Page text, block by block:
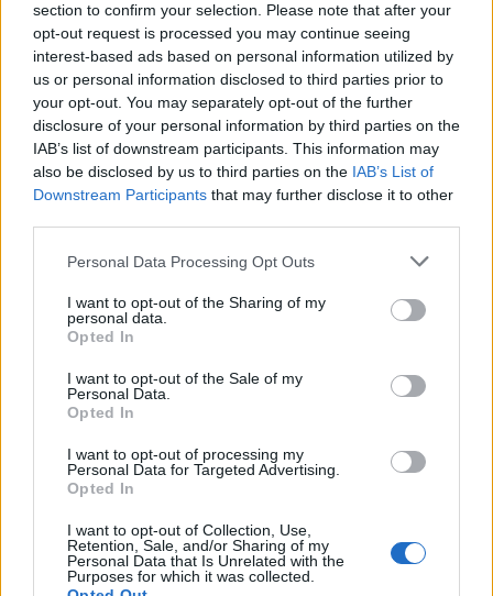
section to confirm your selection. Please note that after your
opt-out request is processed you may continue seeing
interest-based ads based on personal information utilized by
us or personal information disclosed to third parties prior to
your opt-out. You may separately opt-out of the further
disclosure of your personal information by third parties on the
IAB’s list of downstream participants. This information may
also be disclosed by us to third parties on the IAB’s List of
Downstream Participants that may further disclose it to other
Please note that this website/app uses one or more Google
not limited to your visit or usage behaviour. You may click to
grant or deny consent to Google and its third-party tags to
use your data for below specified purposes in below Google
consent section.
Personal Data Processing Opt Outs
I want to opt-out of the Sharing of my
personal data.
Opted In
I want to opt-out of the Sale of my
Personal Data.
Opted In
I want to opt-out of processing my
Personal Data for Targeted Advertising.
Opted In
I want to opt-out of Collection, Use,
Retention, Sale, and/or Sharing of my
Personal Data that Is Unrelated with the
Purposes for which it was collected.
Continua a leggere